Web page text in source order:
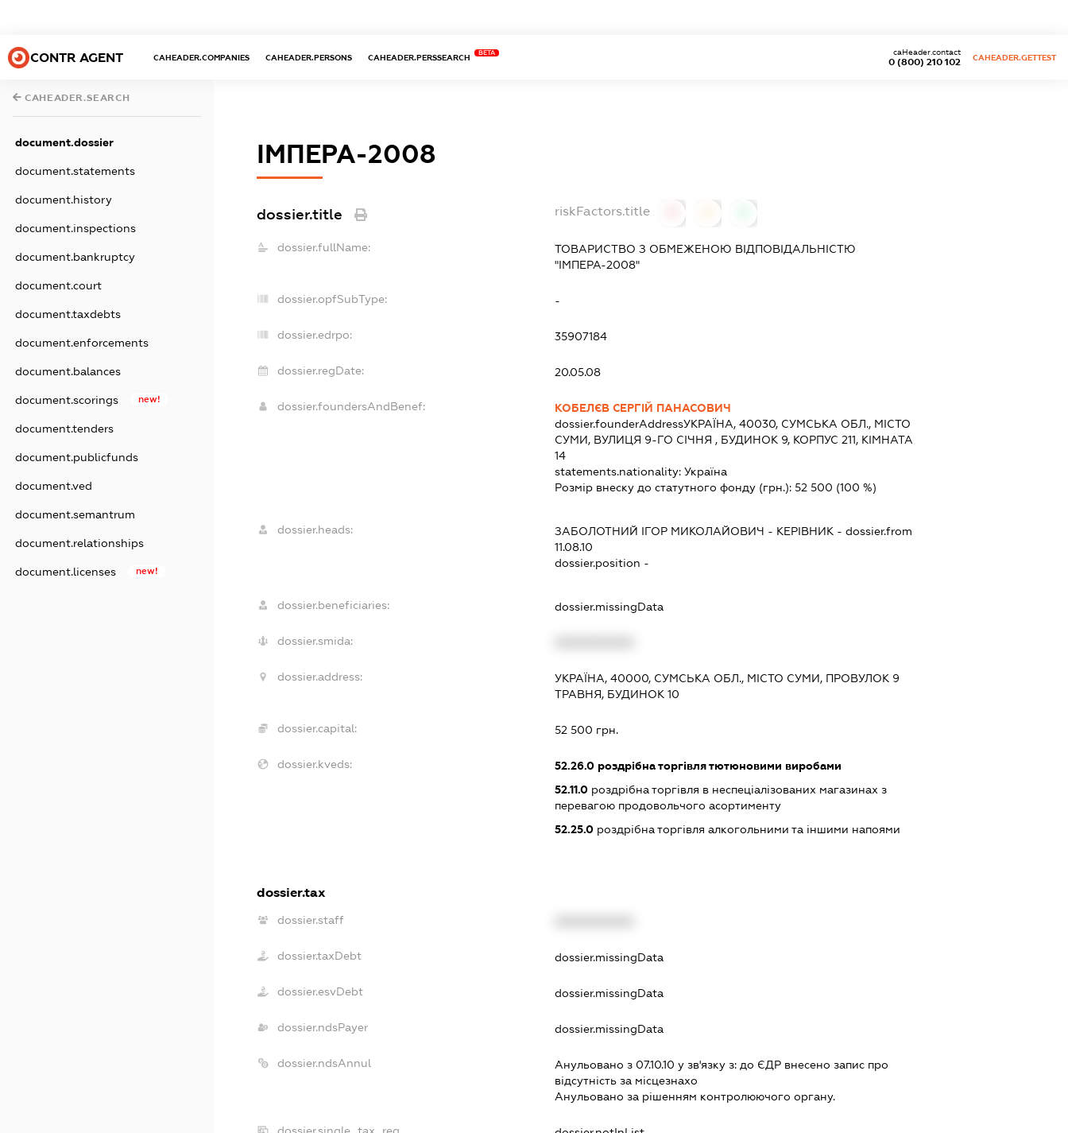
CONTR AGENT CAHEADER.COMPANIES CAHEADER.PERSONS CAHEADER.PERSSEARCH
BETA
0 (800) 210 102
caHeader.contact
CAHEADER.GETTEST
CAHEADER.SEARCH
document.dossier
document.statements
document.history
document.inspections
document.bankruptcy
document.court
document.taxdebts
document.enforcements
document.balances
document.scorings new!
document.tenders
document.publicfunds
document.ved
document.semantrum
document.relationships
document.licenses new!
ІМПЕРА-2008
dossier.title riskFactors.title
dossier.fullName:
ТОВАРИСТВО З ОБМЕЖЕНОЮ ВІДПОВІДАЛЬНІСТЮ
"ІМПЕРА-2008"
dossier.opfSubType: -
dossier.edrpo: 35907184
dossier.regDate: 20.05.08
dossier.foundersAndBenef:
КОБЕЛЄВ СЕРГІЙ ПАНАСОВИЧ
dossier.founderAddressУКРАЇНА, 40030, СУМСЬКА ОБЛ., МІСТО
СУМИ, ВУЛИЦЯ 9-ГО СІЧНЯ , БУДИНОК 9, КОРПУС 211, КІМНАТА
14
statements.nationality: Україна
Розмір внеску до статутного фонду (грн.): 52 500 (100 %)
dossier.heads: ЗАБОЛОТНИЙ ІГОР МИКОЛАЙОВИЧ - КЕРІВНИК- dossier.from
11.08.10
dossier.position -
dossier.beneficiaries: dossier.missingData
dossier.smida:
dossier.address:
УКРАЇНА, 40000, СУМСЬКА ОБЛ., МІСТО СУМИ, ПРОВУЛОК 9
ТРАВНЯ, БУДИНОК 10
dossier.capital: 52 500 грн.
dossier.kveds: 52.26.0роздрібна торгівля тютюновими виробами
52.11.0роздрібна торгівля в неспеціалізованих магазинах з
перевагою продовольчого асортименту
52.25.0роздрібна торгівля алкогольними та іншими напоями
dossier.tax
dossier.staff
dossier.taxDebt dossier.missingData
dossier.esvDebt dossier.missingData
dossier.ndsPayer dossier.missingData
dossier.ndsAnnul Анульовано з 07.10.10 у зв'язку з: до ЄДР внесено запис про
вiдсутнiсть за мiсцезнахо
Анульовано за рiшенням контролюючого органу.
dossier.single_tax_reg